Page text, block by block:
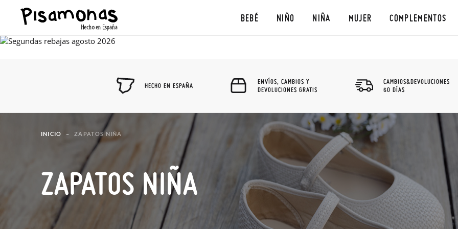
BEBÉ NIÑO NIÑA MUJER COMPLEMENTOS
HECHO EN ESPAÑA
ENVÍOS, CAMBIOS Y
DEVOLUCIONES GRATIS
CAMBIOS&DEVOLUCIONES
60 DÍAS
INICIO ZAPATOS NIÑA
ZAPATOS NIÑA